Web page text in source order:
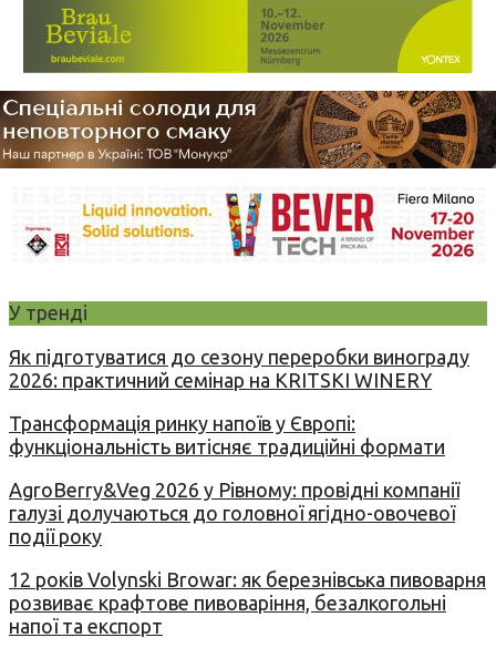
У тренді
Як підготуватися до сезону переробки винограду
2026: практичний семінар на KRITSKI WINERY
Трансформація ринку напоїв у Європі:
функціональність витісняє традиційні формати
AgroBerry&Veg 2026 у Рівному: провідні компанії
галузі долучаються до головної ягідно-овочевої
події року
12 років Volynski Browar: як березнівська пивоварня
розвиває крафтове пивоваріння, безалкогольні
напої та експорт